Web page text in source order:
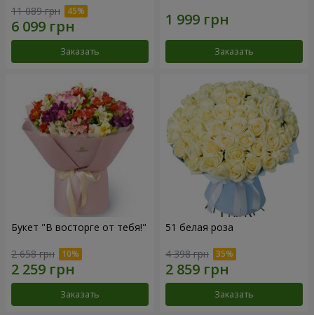
11 089 грн
Заказать Заказать
Букет "В восторге от тебя!"
2 658 грн
Заказать
51 белая роза
4 398 грн
Заказать